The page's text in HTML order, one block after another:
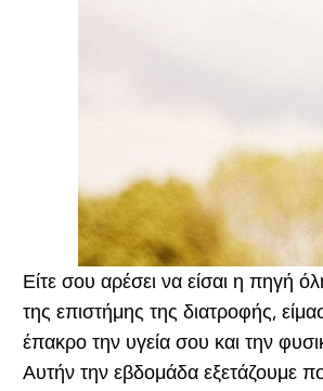
Είτε σου αρέσει να είσαι η πηγή
της επιστήμης της διατροφής,
έπακρο την υγεία σου και την
Αυτήν την εβδομάδα εξετάζουμε